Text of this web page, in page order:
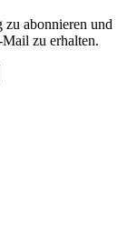
abonnieren und
zu erhalten.